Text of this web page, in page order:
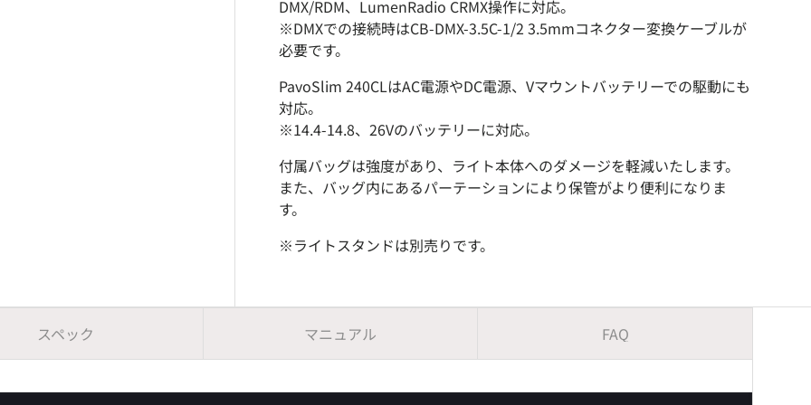
画像6をギャラリービューで読み込むDMX/RDM、LumenRadio CRMX操作に対応。
※DMXでの接続時はCB-DMX-3.5C-1/2 3.5mmコネクター変換ケーブルが
必要です。
PavoSlim 240CLはAC電源やDC電源、Vマウントバッテリーでの駆動にも
対応。
※14.4-14.8、26Vのバッテリーに対応。
付属バッグは強度があり、ライト本体へのダメージを軽減いたします。
また、バッグ内にあるパーテーションにより保管がより便利になりま
す。
※ライトスタンドは別売りです。
スペック マニュアル FAQ